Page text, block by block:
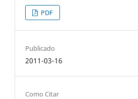
PDF
Publicado
2011-03-16
Como Citar